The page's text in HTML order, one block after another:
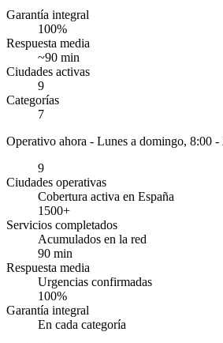
Garantía integral
100%
Respuesta media
~90 min
Ciudades activas
9
Categorías
7
Operativo ahora - Lunes a domingo, 8:00 -
9
Ciudades operativas
Cobertura activa en España
1500+
Servicios completados
Acumulados en la red
90 min
Respuesta media
Urgencias confirmadas
100%
Garantía integral
En cada categoría